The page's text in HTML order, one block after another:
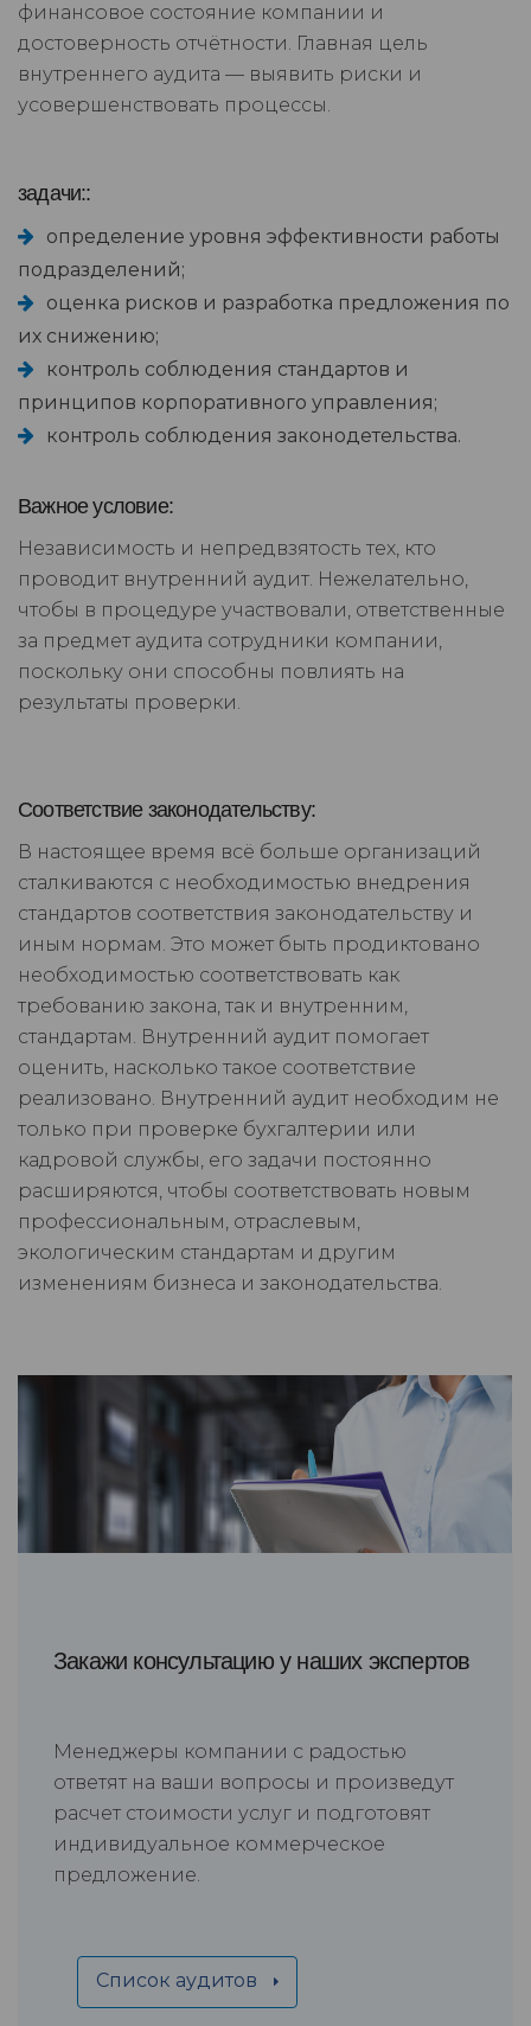
финансовое состояние компании и
достоверность отчётности. Главная цель
внутреннего аудита — выявить риски и
усовершенствовать процессы.
задачи::
определение уровня эффективности работы
подразделений;
оценка рисков и разработка предложения по
их снижению;
контроль соблюдения стандартов и
принципов корпоративного управления;
контроль соблюдения законодетельства.
Важное условие:
Независимость и непредвзятость тех, кто
проводит внутренний аудит. Нежелательно,
чтобы в процедуре участвовали, ответственные
за предмет аудита сотрудники компании,
поскольку они способны повлиять на
результаты проверки.
Соответствие законодательству:
В настоящее время всё больше организаций
сталкиваются с необходимостью внедрения
стандартов соответствия законодательству и
иным нормам. Это может быть продиктовано
необходимостью соответствовать как
требованию закона, так и внутренним,
стандартам. Внутренний аудит помогает
оценить, насколько такое соответствие
реализовано. Внутренний аудит необходим не
только при проверке бухгалтерии или
кадровой службы, его задачи постоянно
расширяются, чтобы соответствовать новым
профессиональным, отраслевым,
экологическим стандартам и другим
изменениям бизнеса и законодательства.
Закажи консультацию у наших экспертов
Менеджеры компании с радостью
ответят на ваши вопросы и произведут
расчет стоимости услуг и подготовят
индивидуальное коммерческое
предложение.
Список аудитов